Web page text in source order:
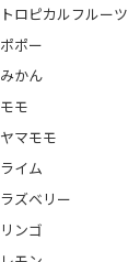
トロピカルフルーツ
ポポー
みかん
モモ
ヤマモモ
ライム
ラズベリー
リンゴ